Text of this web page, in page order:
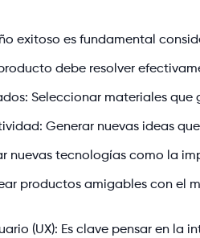
exitoso es fundamental
debe resolver
Seleccionar materiales
Generar nuevas ideas
nuevas tecnologías como la
productos amigables con el
(UX): Es clave pensar en